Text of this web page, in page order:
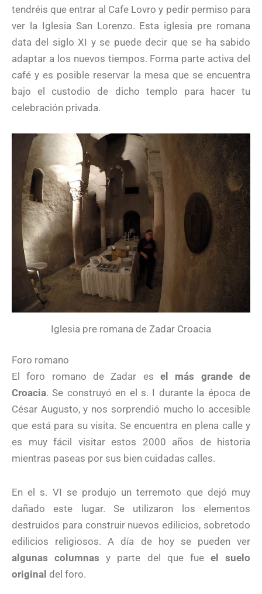
tendréis que entrar al Cafe Lovro y pedir permiso para
ver la Iglesia San Lorenzo. Esta iglesia pre romana
data del siglo XI y se puede decir que se ha sabido
adaptar a los nuevos tiempos. Forma parte activa del
café y es posible reservar la mesa que se encuentra
bajo el custodio de dicho templo para hacer tu
celebración privada.
Iglesia pre romana de Zadar Croacia
Foro romano
El foro romano de Zadar es el más grande de
Croacia. Se construyó en el s. I durante la época de
César Augusto, y nos sorprendió mucho lo accesible
que está para su visita. Se encuentra en plena calle y
es muy fácil visitar estos 2000 años de historia
mientras paseas por sus bien cuidadas calles.
En el s. VI se produjo un terremoto que dejó muy
dañado este lugar. Se utilizaron los elementos
destruidos para construir nuevos edilicios, sobretodo
edilicios religiosos. A día de hoy se pueden ver
algunas columnas y parte del que fue el suelo
original del foro.